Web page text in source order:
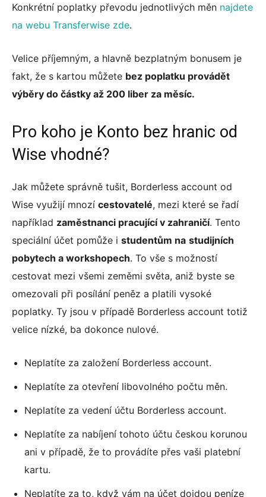
Konkrétní poplatky převodu jednotlivých měn najdete
na webu Transferwise zde.
Velice příjemným, a hlavně bezplatným bonusem je
fakt, že s kartou můžete bez poplatku provádět
výběry do částky až 200 liber za měsíc.
Pro koho je Konto bez hranic od
Wise vhodné?
Jak můžete správně tušit, Borderless account od
Wise využijí mnozí cestovatelé, mezi které se řadí
například zaměstnanci pracující v zahraničí. Tento
speciální účet pomůže i studentům na studijních
pobytech a workshopech. To vše s možností
cestovat mezi všemi zeměmi světa, aniž byste se
omezovali při posílání peněz a platili vysoké
poplatky. Ty jsou v případě Borderless account totiž
velice nízké, ba dokonce nulové.
Neplatíte za založení Borderless account.
Neplatíte za otevření libovolného počtu měn.
Neplatíte za vedení účtu Borderless account.
Neplatíte za nabíjení tohoto účtu českou korunou
ani v případě, že to provádíte přes vaši platební
kartu.
Neplatíte za to, když vám na účet dojdou peníze